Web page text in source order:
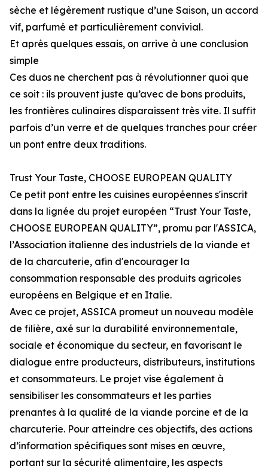
sèche et légèrement rustique d’une Saison, un accord
vif, parfumé et particulièrement convivial.
Et après quelques essais, on arrive à une conclusion
simple
Ces duos ne cherchent pas à révolutionner quoi que
ce soit : ils prouvent juste qu’avec de bons produits,
les frontières culinaires disparaissent très vite. Il suffit
parfois d’un verre et de quelques tranches pour créer
un pont entre deux traditions.
Trust Your Taste, CHOOSE EUROPEAN QUALITY
Ce petit pont entre les cuisines européennes s'inscrit
dans la lignée du projet européen “Trust Your Taste,
CHOOSE EUROPEAN QUALITY”, promu par l'ASSICA,
l’Association italienne des industriels de la viande et
de la charcuterie, afin d'encourager la
consommation responsable des produits agricoles
européens en Belgique et en Italie.
Avec ce projet, ASSICA promeut un nouveau modèle
de filière, axé sur la durabilité environnementale,
sociale et économique du secteur, en favorisant le
dialogue entre producteurs, distributeurs, institutions
et consommateurs. Le projet vise également à
sensibiliser les consommateurs et les parties
prenantes à la qualité de la viande porcine et de la
charcuterie. Pour atteindre ces objectifs, des actions
d’information spécifiques sont mises en œuvre,
portant sur la sécurité alimentaire, les aspects